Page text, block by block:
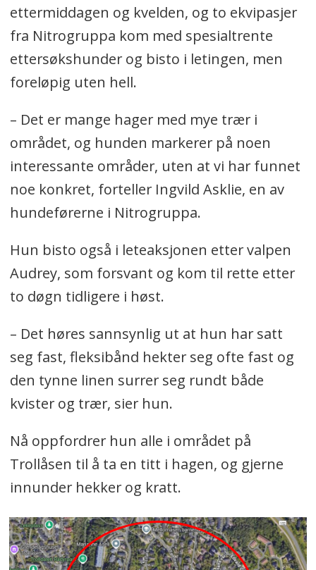
ettermiddagen og kvelden, og to ekvipasjer
fra Nitrogruppa kom med spesialtrente
ettersøkshunder og bisto i letingen, men
foreløpig uten hell.
– Det er mange hager med mye trær i
området, og hunden markerer på noen
interessante områder, uten at vi har funnet
noe konkret, forteller Ingvild Asklie, en av
hundeførerne i Nitrogruppa.
Hun bisto også i leteaksjonen etter valpen
Audrey, som forsvant og kom til rette etter
to døgn tidligere i høst.
– Det høres sannsynlig ut at hun har satt
seg fast, fleksibånd hekter seg ofte fast og
den tynne linen surrer seg rundt både
kvister og trær, sier hun.
Nå oppfordrer hun alle i området på
Trollåsen til å ta en titt i hagen, og gjerne
innunder hekker og kratt.